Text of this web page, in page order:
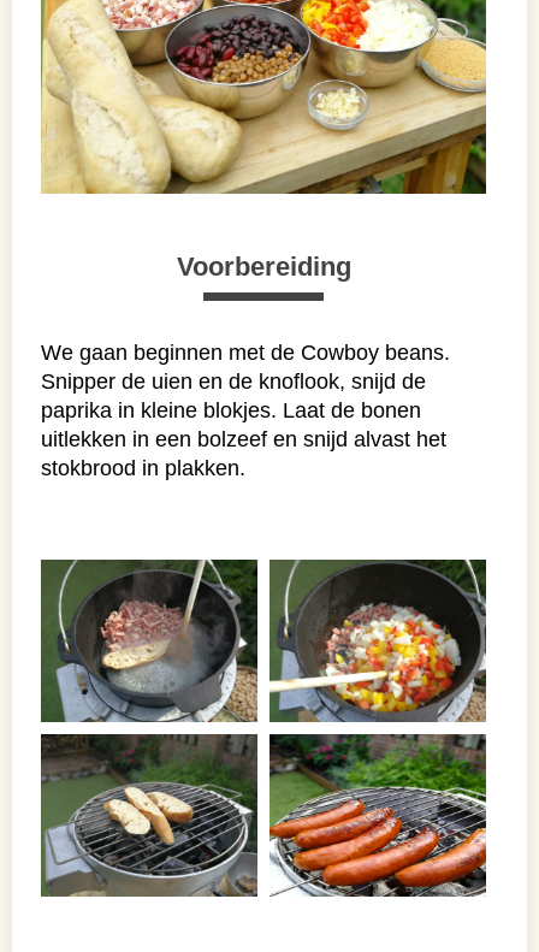
Voorbereiding
We gaan beginnen met de Cowboy beans.
Snipper de uien en de knoflook, snijd de
paprika in kleine blokjes. Laat de bonen
uitlekken in een bolzeef en snijd alvast het
stokbrood in plakken.